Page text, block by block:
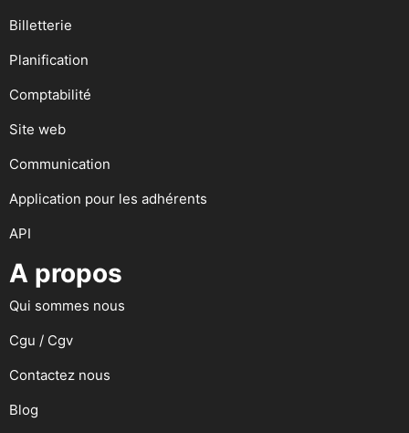
Billetterie
Planification
Comptabilité
Site web
Communication
Application pour les adhérents
API
A propos
Qui sommes nous
Cgu / Cgv
Contactez nous
Blog